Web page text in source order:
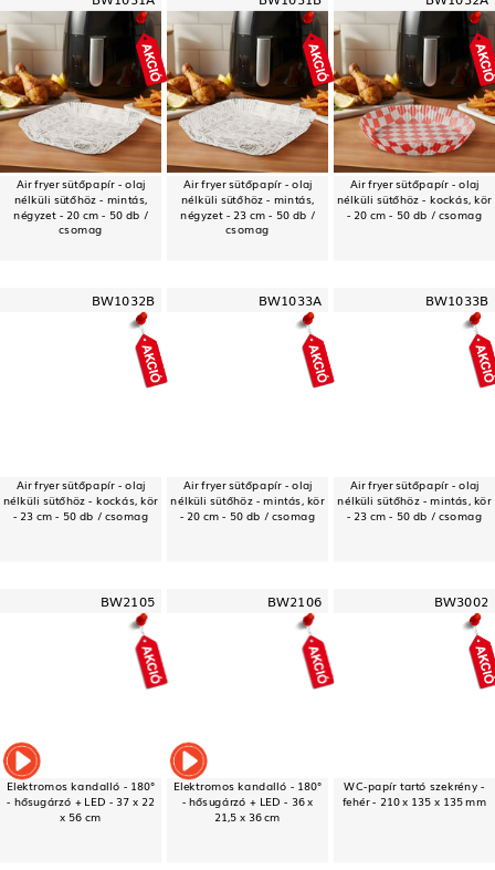
Air fryer sütőpapír - olaj
nélküli sütőhöz - mintás,
négyzet - 20 cm - 50 db /
csomag
Air fryer sütőpapír - olaj
nélküli sütőhöz - mintás,
négyzet - 23 cm - 50 db /
csomag
Air fryer sütőpapír - olaj
nélküli sütőhöz - kockás, kör
- 20 cm - 50 db / csomag
BW1032B
Air fryer sütőpapír - olaj
nélküli sütőhöz - kockás, kör
- 23 cm - 50 db / csomag
BW1033A
Air fryer sütőpapír - olaj
nélküli sütőhöz - mintás, kör
- 20 cm - 50 db / csomag
BW1033B
Air fryer sütőpapír - olaj
nélküli sütőhöz - mintás, kör
- 23 cm - 50 db / csomag
BW2105
Elektromos kandalló - 180°
- hősugárzó + LED - 37 x 22
x 56 cm
BW2106
Elektromos kandalló - 180°
- hősugárzó + LED - 36 x
21,5 x 36 cm
BW3002
WC-papír tartó szekrény -
fehér - 210 x 135 x 135 mm